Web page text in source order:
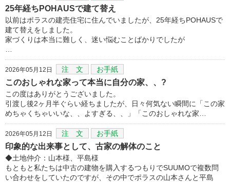
25年経ちPOHAUSで建て替え
以前はポラスの建売住宅に住んでいましたが、25年経ちPOHAUSで
建て替えをしました。
家づくりは本当に難しく、迷い悩むことばかりでしたが
2026年05月12日 注 文 お手紙
このおしゃれな家って本当に自分の家、、?
この度はありがとうございました。
引渡し後2ヶ月半ぐらい経ちましたが、日々何気ない瞬間に「この家
めちゃくちゃいいな、、よすぎる、、」「このおしゃれな家…
2026年05月12日 注 文 お手紙
印象的な出来事として、古家の解体のこと
◆土地仲介：山本様、平島様
もともと私たちは中古の建物を購入するつもりでSUUMOで複数問
い合わせをしていたのですが、その中でポラスの山本さんと平島